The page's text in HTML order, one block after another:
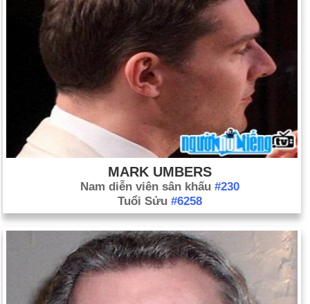
MARK UMBERS
Nam diễn viên sân khấu #230
Tuổi Sửu #6258